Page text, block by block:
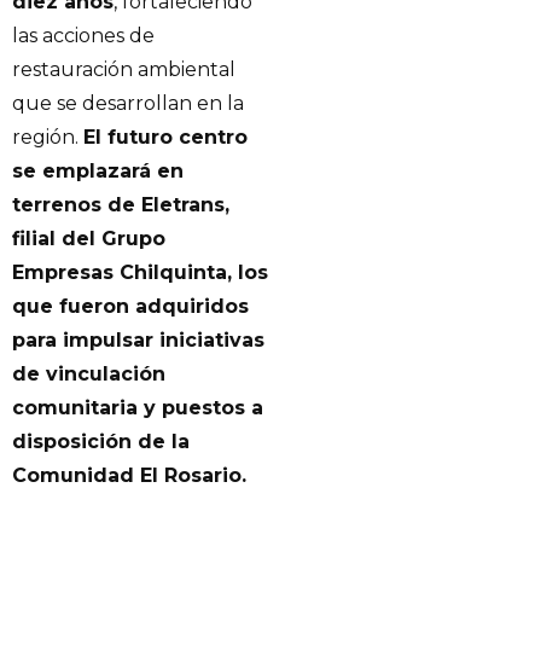
las acciones de
restauración ambiental
que se desarrollan en la
región. El futuro centro
se emplazará en
terrenos de Eletrans,
filial del Grupo
Empresas Chilquinta, los
que fueron adquiridos
para impulsar iniciativas
de vinculación
comunitaria y puestos a
disposición de la
Comunidad El Rosario.